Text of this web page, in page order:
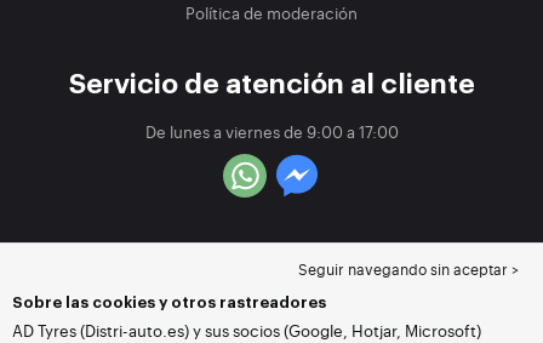
Política de moderación
Servicio de atención al cliente
De lunes a viernes de 9:00 a 17:00
Seguir navegando sin aceptar >
Sobre las cookies y otros rastreadores
AD Tyres (Distri-auto.es) y sus socios (Google, Hotjar, Microsoft)